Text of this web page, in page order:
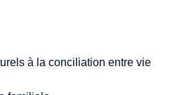
à la conciliation entre vie